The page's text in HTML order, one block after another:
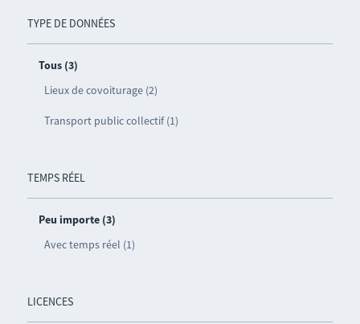
TYPE DE DONNÉES
Tous (3)
Lieux de covoiturage (2)
Transport public collectif (1)
TEMPS RÉEL
Peu importe (3)
Avec temps réel (1)
LICENCES